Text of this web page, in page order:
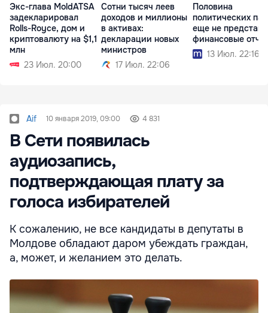
Экс-глава MoldATSA
задекларировал
Rolls-Royce, дом и
криптовалюту на $1,1
млн
23 Июл. 20:00
Сотни тысяч леев
доходов и миллионы
в активах:
декларации новых
министров
17 Июл. 22:06
Половина
политических
еще не
финансовые
13 Июл. 22:16
Aif 10 января 2019, 09:00 4 831
В Сети появилась
аудиозапись,
подтверждающая плату за
голоса избирателей
К сожалению, не все кандидаты в депутаты в
Молдове обладают даром убеждать граждан,
а, может, и желанием это делать.